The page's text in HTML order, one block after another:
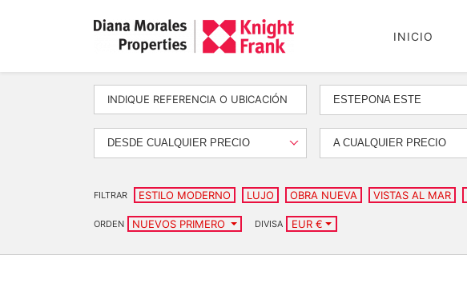
INICIO
ESTEPONA ESTE
DESDE CUALQUIER PRECIO A CUALQUIER PRECIO
FILTRAR ESTILO MODERNO LUJO OBRA NUEVA VISTAS AL MAR
ORDEN NUEVOS PRIMERO DIVISA EUR €